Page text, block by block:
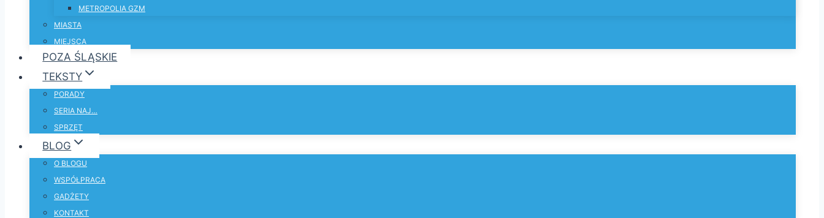
METROPOLIA GZM
MIASTA
MIEJSCA
POZA ŚLĄSKIE
TEKSTY
PORADY
SERIA NAJ…
SPRZĘT
BLOG
O BLOGU
WSPÓŁPRACA
GADŻETY
KONTAKT